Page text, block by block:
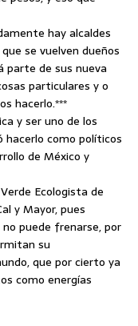
hay alcaldes
se vuelven dueños
parte de sus nueva
particulares y o
hacerlo.***
y ser uno de los
hacerlo como políticos
de México y
Ecologista de
y Mayor, pues
puede frenarse, por
su
que por cierto ya
como energías